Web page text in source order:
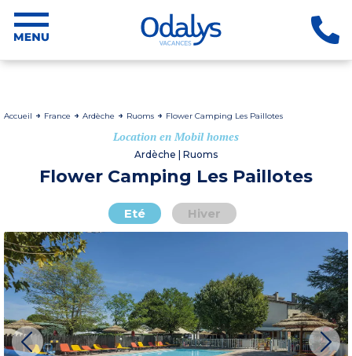
Accueil France Ardèche Ruoms Flower Camping Les Paillotes
Location en Mobil homes
Ardèche | Ruoms
Flower Camping Les Paillotes
Eté Hiver